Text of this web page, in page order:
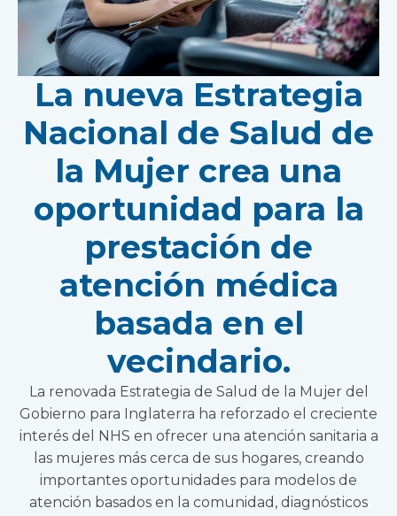
La nueva Estrategia
Nacional de Salud de
la Mujer crea una
oportunidad para la
prestación de
atención médica
basada en el
vecindario.
La renovada Estrategia de Salud de la Mujer del
Gobierno para Inglaterra ha reforzado el creciente
interés del NHS en ofrecer una atención sanitaria a
las mujeres más cerca de sus hogares, creando
importantes oportunidades para modelos de
atención basados en la comunidad, diagnósticos